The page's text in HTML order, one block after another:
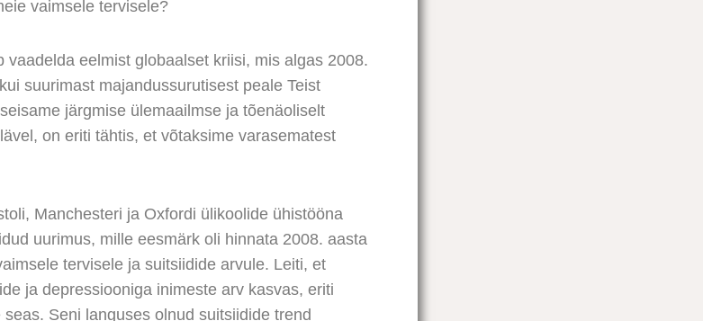
vaimsele tervisele?
vaadelda eelmist globaalset kriisi, mis algas 2008.
suurimast majandussurutisest peale Teist
järgmise ülemaailmse ja tõenäoliselt
on eriti tähtis, et võtaksime varasematest
Manchesteri ja Oxfordi ülikoolide ühistööna
uurimus, mille eesmärk oli hinnata 2008. aasta
tervisele ja suitsiidide arvule. Leiti, et
ja depressiooniga inimeste arv kasvas, eriti
Seni languses olnud suitsiidide trend